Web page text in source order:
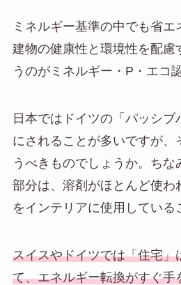
ミネルギー基準の中でも省エ
建物の健康性と環境性を配慮
うのがミネルギー・P・エコ
日本ではドイツの「パッシ
にされることが多いですが、
うべきものでしょうか。ちな
部分は、溶剤がほとんど使わ
をインテリアに使用している
スイスやドイツでは「住宅」
て、エネルギー転換がすぐ手